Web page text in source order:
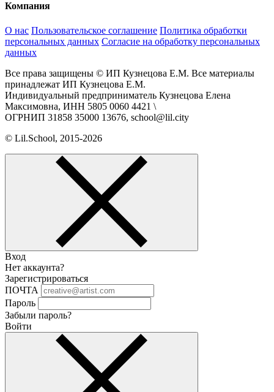
Компания
О нас Пользовательское соглашение Политика обработки
персональных данных Согласие на обработку персональных
данных
Все права защищены © ИП Кузнецова Е.М. Все материалы
принадлежат ИП Кузнецова Е.М.
Индивидуальный предприниматель Кузнецова Елена
Максимовна, ИНН 5805 0060 4421 \
ОГРНИП 31858 35000 13676, school@lil.city
© Lil.School, 2015‐2026
Вход
Нет аккаунта?
Зарегистрироваться
ПОЧТА
Пароль
Забыли пароль?
Войти